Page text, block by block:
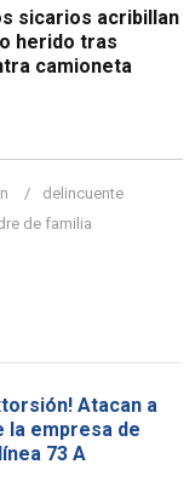
sicarios acribillan
herido tras
camioneta
delincuente
de familia
Atacan a
la empresa de
73 A